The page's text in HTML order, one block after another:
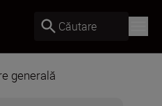
Căutare
generală